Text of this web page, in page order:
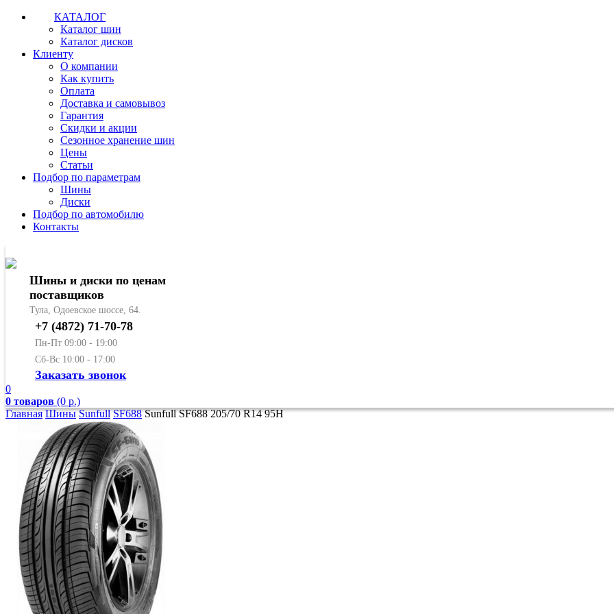
КАТАЛОГ
Каталог шин
Каталог дисков
Клиенту
О компании
Как купить
Оплата
Доставка и самовывоз
Гарантия
Скидки и акции
Сезонное хранение шин
Цены
Статьи
Подбор по параметрам
Шины
Диски
Подбор по автомобилю
Контакты
Шины и диски по ценам
поставщиков
Тула, Одоевское шоссе, 64.
+7 (4872) 71-70-78
Пн-Пт 09:00 - 19:00
Сб-Вс 10:00 - 17:00
Заказать звонок
0
0 товаров (0 р.)
Главная Шины Sunfull SF688Sunfull SF688 205/70 R14 95H